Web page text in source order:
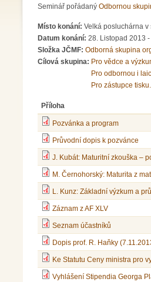
Seminář pořádaný Odbornou
Místo konání: Velká posluchárna v
Datum konání: 28. Listopad 2013 -
Složka JČMF: Odborná skupina
Cílová skupina: Pro vědce a
Pro odbornou i
Pro zástupce tisku.
Příloha
Pozvánka a program
Průvodní dopis k pozvánce
J. Kubát: Maturitní zkouška –
M. Černohorský: Maturita z
L. Kunz: Základní výzkum a
Záznam z AF XLV
Seznam účastníků
Dopis prof. R. Haňky
Ke Statutu Ceny ministra pro
Vyhlášení Stipendia Georga